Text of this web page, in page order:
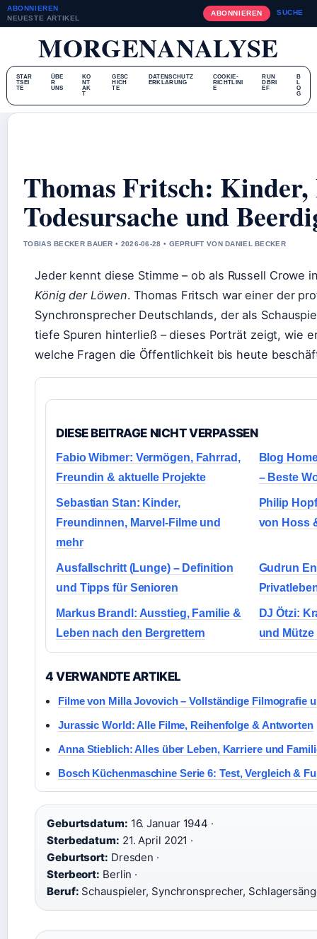
ABONNIEREN
NEUESTE ARTIKEL
ABONNIEREN SUCHE
MORGENANALYSE
STAR
TSEI
TE
ÜBE
R
UNS
KO
NT
AK
T
GESC
HICH
TE
DATENSCHUTZ
ERKLÄRUNG
COOKIE-
RICHTLINI
E
RUN
DBRI
EF
B
L
O
G
Thomas Fritsch:
Todesursache und
TOBIAS BECKER BAUER • 2026-06-28 • GEPRUFT VON DANIEL BECKER
Jeder kennt diese Stimme – ob als Russell Crowe
König der Löwen. Thomas Fritsch war einer der
Synchronsprecher Deutschlands, der als
tiefe Spuren hinterließ – dieses Porträt zeigt, wie
welche Fragen die Öffentlichkeit bis heute
DIESE BEITRAGE NICHT VERPASSEN
Fabio Wibmer: Vermögen, Fahrrad,
Freundin & aktuelle Projekte
Blog
– Beste
Sebastian Stan: Kinder,
Freundinnen, Marvel-Filme und
mehr
Philip
von Hoss
Ausfallschritt (Lunge) – Definition
und Tipps für Senioren
Gudrun
Markus Brandl: Ausstieg, Familie &
Leben nach den Bergrettern
DJ Ötzi:
und Mütze
4 VERWANDTE ARTIKEL
Filme von Milla Jovovich – Vollständige Filmografie
Jurassic World: Alle Filme, Reihenfolge & Antworten
Anna Stieblich: Alles über Leben, Karriere und
Bosch Küchenmaschine Serie 6: Test, Vergleich &
Geburtsdatum: 16. Januar 1944 ·
Sterbedatum: 21. April 2021 ·
Geburtsort: Dresden ·
Sterbeort: Berlin ·
Beruf: Schauspieler, Synchronsprecher,